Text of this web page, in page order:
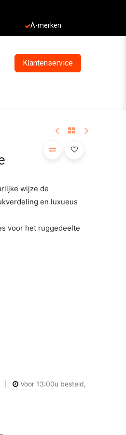
A-merken
Klantenservice
wijze de
en luxueus
voor het ruggedeelte
Voor 13:00u besteld,